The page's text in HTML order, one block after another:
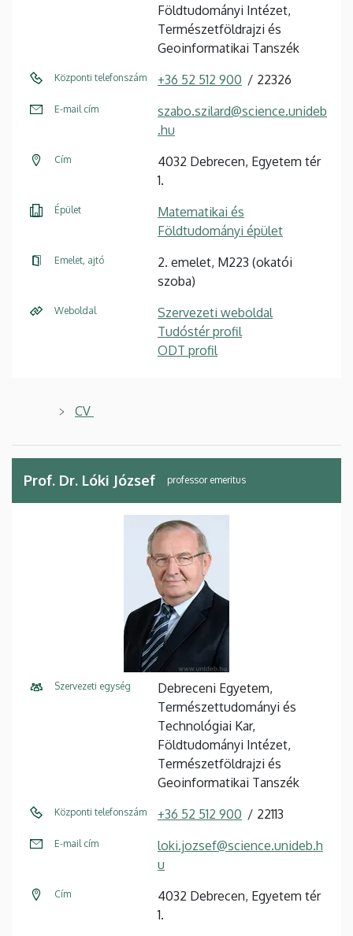
Földtudományi Intézet,
Természetföldrajzi és
Geoinformatikai Tanszék
Központi telefonszám +36 52 512 900 22326
E-mail cím
szabo.szilard@science.unideb
.hu
Cím
4032 Debrecen, Egyetem tér
1.
Épület
Matematikai és
Földtudományi épület
Emelet, ajtó
2. emelet, M223 (okatói
szoba)
Weboldal
Szervezeti weboldal
Tudóstér profil
ODT profil
CV
Prof. Dr. Lóki József professor emeritus
Szervezeti egység
Debreceni Egyetem,
Természettudományi és
Technológiai Kar,
Földtudományi Intézet,
Természetföldrajzi és
Geoinformatikai Tanszék
Központi telefonszám +36 52 512 900 22113
E-mail cím
loki.jozsef@science.unideb.h
u
Cím
4032 Debrecen, Egyetem tér
1.